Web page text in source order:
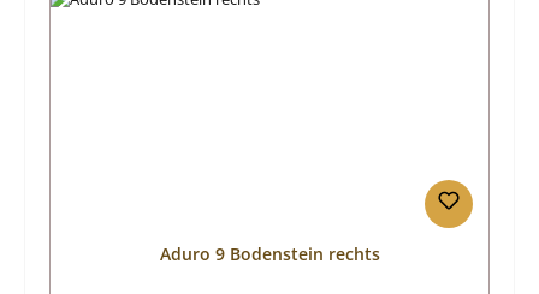
Aduro 9 Bodenstein rechts